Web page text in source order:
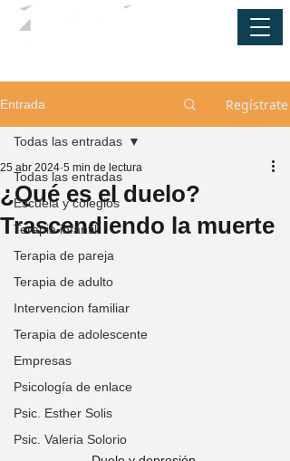
Entrada Regístrate
Todas las entradas
Escuela y colegios
Terapia infantil
Terapia de pareja
Terapia de adulto
Intervencion familiar
Terapia de adolescente
Empresas
Psicología de enlace
Psic. Esther Solis
Psic. Valeria Solorio
Todas las entradas
¿Qué es el duelo?
Trascendiendo la muerte
25 abr 2024 5 min de lectura